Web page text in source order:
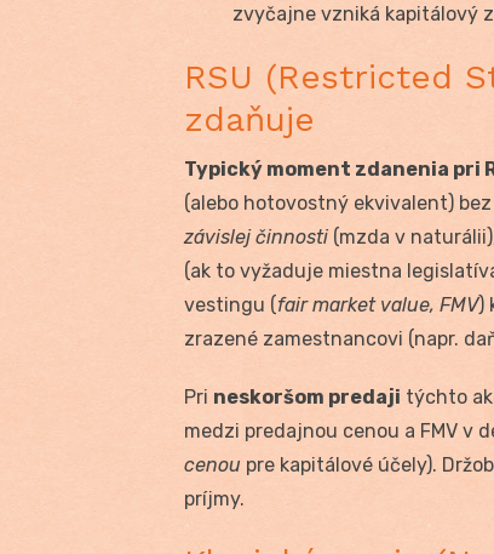
zvyčajne vzniká kapitálový
RSU (Restricted
zdaňuje
Typický moment zdanenia pri
(alebo hotovostný ekvivalent)
závislej činnosti (mzda v
(ak to vyžaduje miestna
vestingu (fair market value, FMV)
zrazené zamestnancovi (napr.
Pri neskoršom predaji týchto
medzi predajnou cenou a FMV v
cenou pre kapitálové účely).
príjmy.